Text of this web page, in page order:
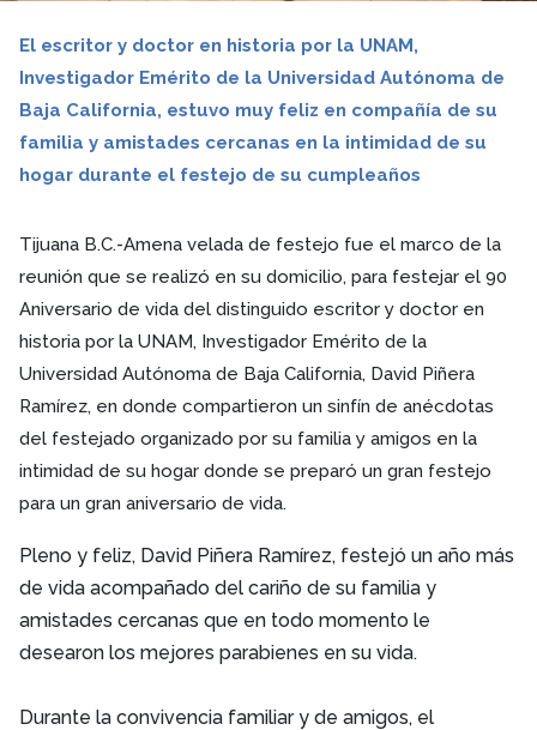
El escritor y doctor en historia por la UNAM,
Investigador Emérito de la Universidad Autónoma de
Baja California, estuvo muy feliz en compañía de su
familia y amistades cercanas en la intimidad de su
hogar durante el festejo de su cumpleaños
Tijuana B.C.-Amena velada de festejo fue el marco de la
reunión que se realizó en su domicilio, para festejar el 90
Aniversario de vida del distinguido escritor y doctor en
historia por la UNAM, Investigador Emérito de la
Universidad Autónoma de Baja California, David Piñera
Ramírez, en donde compartieron un sinfín de anécdotas
del festejado organizado por su familia y amigos en la
intimidad de su hogar donde se preparó un gran festejo
para un gran aniversario de vida.
Pleno y feliz, David Piñera Ramírez, festejó un año más
de vida acompañado del cariño de su familia y
amistades cercanas que en todo momento le
desearon los mejores parabienes en su vida.
Durante la convivencia familiar y de amigos, el